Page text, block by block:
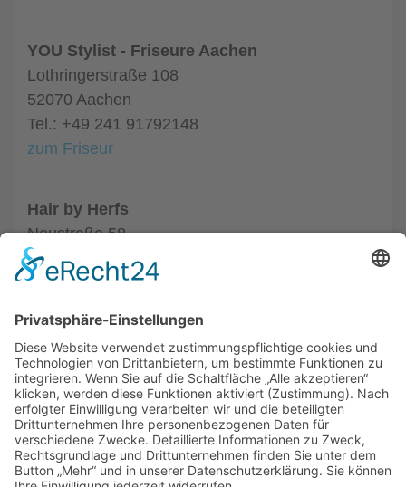
YOU Stylist - Friseure Aachen
Lothringerstraße 108
52070 Aachen
Tel.: +49 241 91792148
zum Friseur
Hair by Herfs
Neustraße 58
52066 Aachen
Tel.: +49 241 63342
ALLGEMEIN
FRISEURE